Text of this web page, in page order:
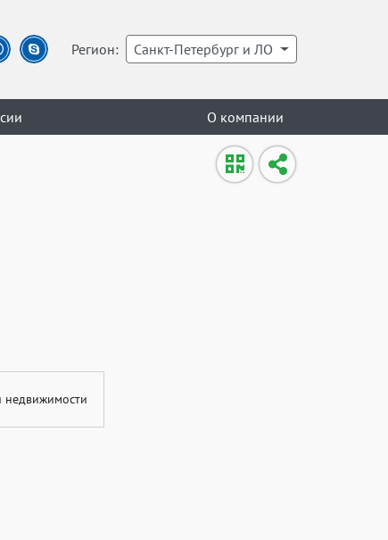
Регион: Санкт-Петербург и ЛО
О компании
недвижимости